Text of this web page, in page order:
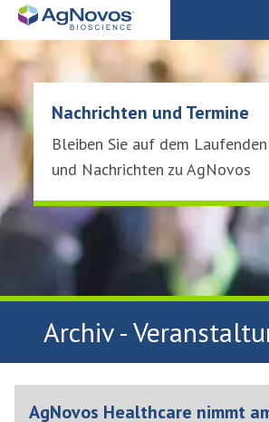
Nachrichten und Termine
Bleiben Sie auf dem
und Nachrichten zu AgNovos
Archiv -
AgNovos Healthcare nimmt